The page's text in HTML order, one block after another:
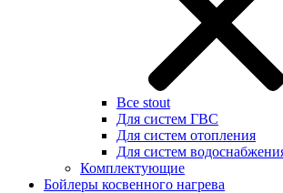
Все stout
Для систем ГВС
Для систем отопления
Для систем
Комплектующие
Бойлеры косвенного нагрева